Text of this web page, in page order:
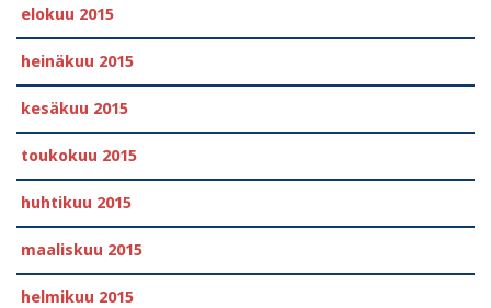
elokuu 2015
heinäkuu 2015
kesäkuu 2015
toukokuu 2015
huhtikuu 2015
maaliskuu 2015
helmikuu 2015